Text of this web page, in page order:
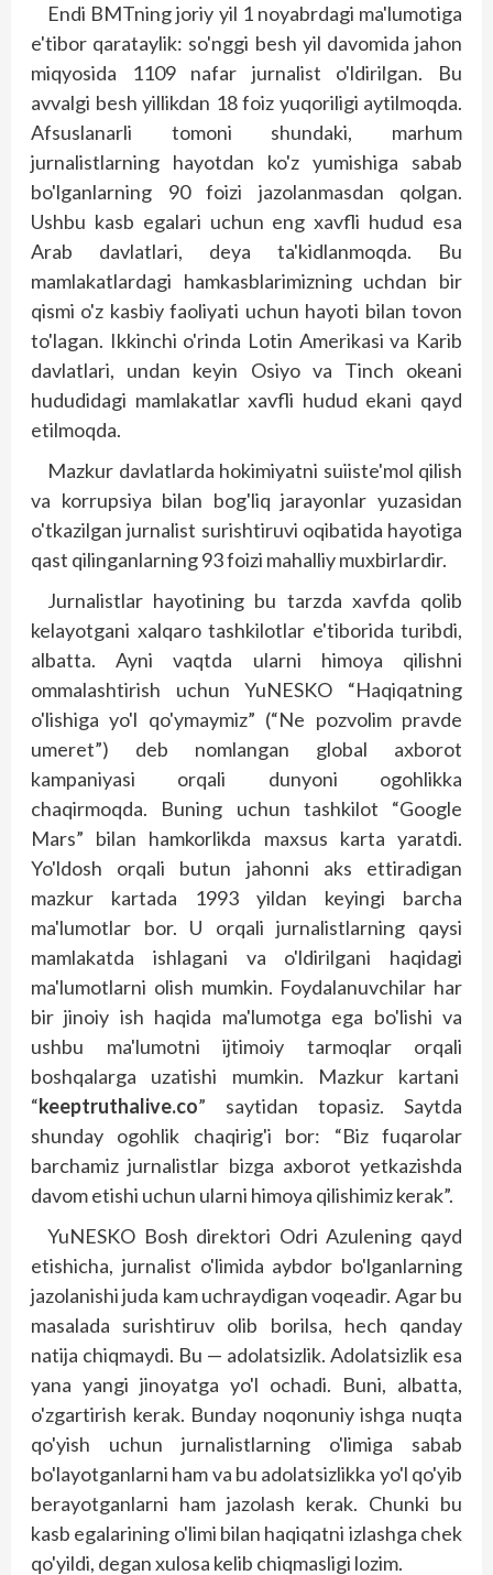
Endi BMTning joriy yil 1 noyabrdagi ma'lumotiga
e'tibor qarataylik: so'nggi besh yil davomida jahon
miq­yosida 1109 nafar jurnalist o'ldirilgan. Bu
avvalgi besh yillikdan 18 foiz yuqoriligi aytilmoqda.
Afsuslanarli tomoni shundaki, marhum
jurnalistlarning hayotdan ko'z yumishiga sabab
bo'lganlarning 90 foizi jazolanmasdan qolgan.
Ushbu kasb egalari uchun eng xavfli hudud esa
Arab davlatlari, deya ta'kidlanmoqda. Bu
mamlakatlardagi hamkasblarimizning uchdan bir
qismi o'z kasbiy faoliyati uchun hayoti bilan tovon
to'lagan. Ikkinchi o'rinda Lotin Amerikasi va Karib
davlatlari, undan keyin Osiyo va Tinch okeani
hududidagi mamlakatlar xavfli hudud ekani qayd
etilmoqda.
Mazkur davlatlarda hokimiyatni suiiste'mol qilish
va korrupsiya bilan bog'liq jarayonlar yuzasidan
o'tkazilgan jurnalist surishtiruvi oqi­batida hayotiga
qast qilinganlarning 93 foizi mahalliy muxbirlardir.
Jurnalistlar hayotining bu tarzda xavfda qolib
kelayotgani xalqaro tashkilotlar e'tiborida turibdi,
albatta. Ayni vaqtda ularni himoya qilishni
ommalashtirish uchun YuNESKO “Haqiqatning
o'lishiga yo'l qo'ymaymiz” (“Ne pozvolim pravde
umeret”) deb nomlangan global axborot
kampaniyasi orqali dunyoni ogohlikka
chaqirmoqda. Buning uchun tashkilot “Google
Mars” bilan hamkorlikda maxsus karta yaratdi.
Yo'ldosh orqali butun jahonni aks ettiradigan
mazkur kartada 1993 yildan ke­yingi barcha
ma'lumotlar bor. U orqali jurnalistlarning qaysi
mamlakatda ishlagani va o'ldirilgani haqidagi
ma'lumotlarni olish mumkin. Foydalanuvchilar har
bir jinoiy ish haqida ma'lumotga ega bo'lishi va
ushbu ma'lumotni ijtimoiy tarmoqlar orqali
boshqalarga uzatishi mumkin. Mazkur kartani
“keeptruthalive.co” saytidan topasiz. Saytda
shunday ogohlik chaqirig'i bor: “Biz fuqarolar
barchamiz jurna­listlar bizga axborot yetkazishda
davom etishi uchun ularni himoya qilishimiz kerak”.
YuNESKO Bosh direktori Odri Azulening qayd
etishicha, jurnalist o'limida aybdor bo'lganlarning
jazolanishi juda kam uchraydigan voqeadir. Agar bu
masalada surishtiruv olib borilsa, hech qanday
natija chiqmaydi. Bu — adolatsizlik. Adolatsizlik esa
yana yangi jinoyatga yo'l ochadi. Buni, albatta,
o'zgartirish kerak. Bunday noqonuniy ishga nuqta
qo'yish uchun jurnalistlarning o'limiga sabab
bo'layotganlarni ham va bu adolatsizlikka yo'l qo'yib
berayotganlarni ham jazolash kerak. Chunki bu
kasb egalarining o'limi bilan haqiqatni izlashga chek
qo'yildi, degan xulosa kelib chiqmasligi lozim.